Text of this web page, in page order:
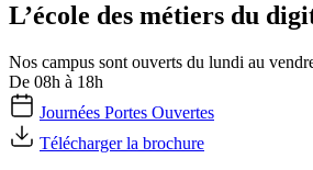
L’école des métiers du
Nos campus sont ouverts du lundi au
De 08h à 18h
Journées Portes Ouvertes
Télécharger la brochure